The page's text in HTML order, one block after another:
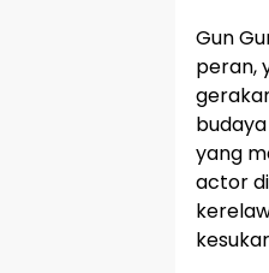
Gun
peran,
yang
actor